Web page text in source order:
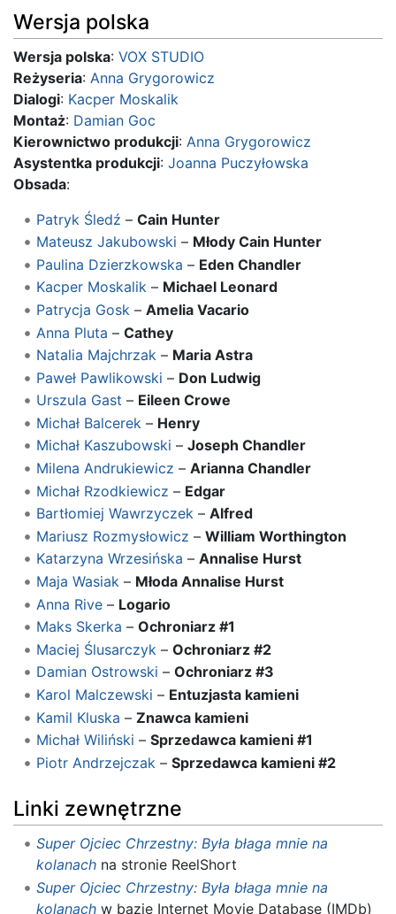
Wersja polska
Wersja polska: VOX STUDIO
Reżyseria: Anna Grygorowicz
Dialogi: Kacper Moskalik
Montaż: Damian Goc
Kierownictwo produkcji: Anna Grygorowicz
Asystentka produkcji: Joanna Puczyłowska
Obsada:
Patryk Śledź – Cain Hunter
Mateusz Jakubowski – Młody Cain Hunter
Paulina Dzierzkowska – Eden Chandler
Kacper Moskalik– Michael Leonard
Patrycja Gosk – Amelia Vacario
Anna Pluta – Cathey
Natalia Majchrzak– Maria Astra
Paweł Pawlikowski – Don Ludwig
Urszula Gast – Eileen Crowe
Michał Balcerek – Henry
Michał Kaszubowski – Joseph Chandler
Milena Andrukiewicz – Arianna Chandler
Michał Rzodkiewicz – Edgar
Bartłomiej Wawrzyczek– Alfred
Mariusz Rozmysłowicz – William Worthington
Katarzyna Wrzesińska – Annalise Hurst
Maja Wasiak– Młoda Annalise Hurst
Anna Rive– Logario
Maks Skerka – Ochroniarz #1
Maciej Ślusarczyk – Ochroniarz #2
Damian Ostrowski – Ochroniarz #3
Karol Malczewski – Entuzjasta kamieni
Kamil Kluska – Znawca kamieni
Michał Wiliński – Sprzedawca kamieni #1
Piotr Andrzejczak – Sprzedawca kamieni #2
Linki zewnętrzne
Super Ojciec Chrzestny: Była błaga mnie na
kolanachna stronie ReelShort
Super Ojciec Chrzestny: Była błaga mnie na
kolanachw bazie Internet Movie Database (IMDb)